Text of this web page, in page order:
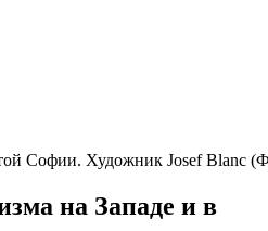
Софии. Художник Josef Blanc
на Западе и в